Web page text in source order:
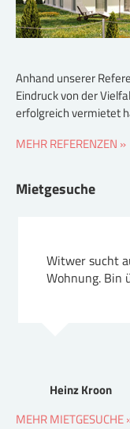
Anhand unserer
Eindruck von der
erfolgreich vermietet
MEHR REFERENZEN »
Mietgesuche
Witwer sucht
Wohnung. Bin
Heinz Kroon
MEHR MIETGESUCHE